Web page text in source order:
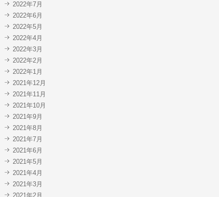
2022年7月
2022年6月
2022年5月
2022年4月
2022年3月
2022年2月
2022年1月
2021年12月
2021年11月
2021年10月
2021年9月
2021年8月
2021年7月
2021年6月
2021年5月
2021年4月
2021年3月
2021年2月